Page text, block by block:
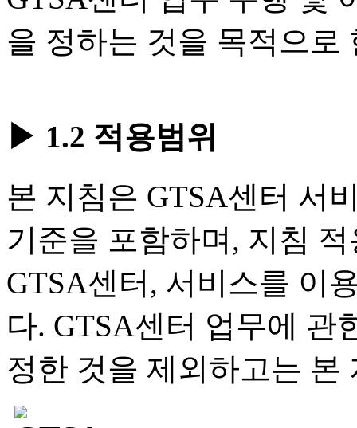
을 정하는 것을 목적으로
▶ 1.2 적용범위
본 지침은 GTSA센터 서
기준을 포함하며, 지침
GTSA센터, 서비스를 이
다. GTSA센터 업무에 관
정한 것을 제외하고는 본